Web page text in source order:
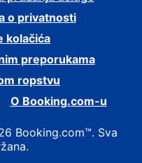
o privatnosti
kolačića
preporukama
ropstvu
O Booking.com-u
Booking.com™. Sva